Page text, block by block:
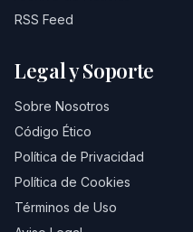
RSS Feed
Legal y Soporte
Sobre Nosotros
Código Ético
Política de Privacidad
Política de Cookies
Términos de Uso